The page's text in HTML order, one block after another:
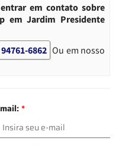
em contato sobre
em Jardim Presidente
6862 Ou em nosso
*